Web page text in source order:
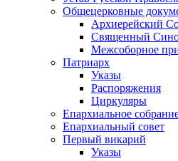
Общецерковные
Архиерейский
Священный
Межсоборное
Патриарх
Указы
Распоряжения
Циркуляры
Епархиальное
Епархиальный совет
Первый викарий
Указы